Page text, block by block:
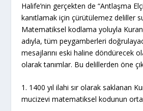
Halife’nin gerçekten de “Antlaşma
kanıtlamak için çürütülemez deliller
Matematiksel kodlama yoluyla
adıyla, tüm peygamberleri
mesajlarını eski haline döndürecek
olarak tanımlar. Bu delillerden öne
1. 1400 yıl ilahi sır olarak saklanan
mucizevi matematiksel kodunun